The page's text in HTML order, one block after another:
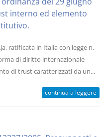
interno ed elemento
ratificata in Italia con legge n.
di diritto internazionale
di trust caratterizzati da un...
continua a leggere